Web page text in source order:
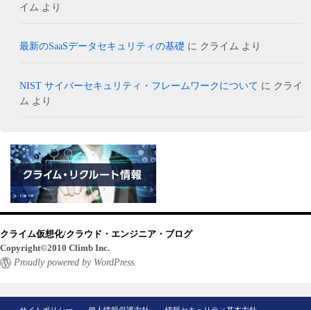
イム より
最新のSaaSデータセキュリティの基礎 に クライム より
NIST サイバーセキュリティ・フレームワークについて に クライ
ム より
クライム仮想化/クラウド・エンジニア・ブログ
Copyright©2010 Climb Inc.
Proudly powered by WordPress.